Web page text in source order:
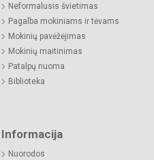
Neformalusis švietimas
Pagalba mokiniams ir tėvams
Mokinių pavėžėjimas
Mokinių maitinimas
Patalpų nuoma
Biblioteka
Informacija
Nuorodos